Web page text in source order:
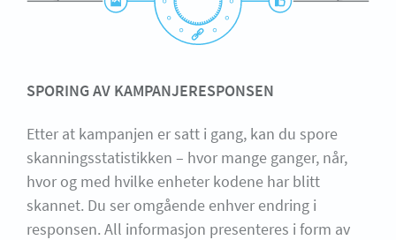
SPORING AV KAMPANJERESPONSEN
Etter at kampanjen er satt i gang, kan du spore
skanningsstatistikken – hvor mange ganger, når,
hvor og med hvilke enheter kodene har blitt
skannet. Du ser omgående enhver endring i
responsen. All informasjon presenteres i form av